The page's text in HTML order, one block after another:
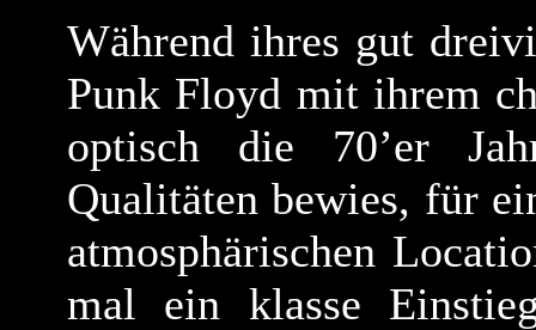
Während ihres gut
Punk Floyd mit ihrem
optisch die 70’er
Qualitäten bewies, für
atmosphärischen
mal ein klasse